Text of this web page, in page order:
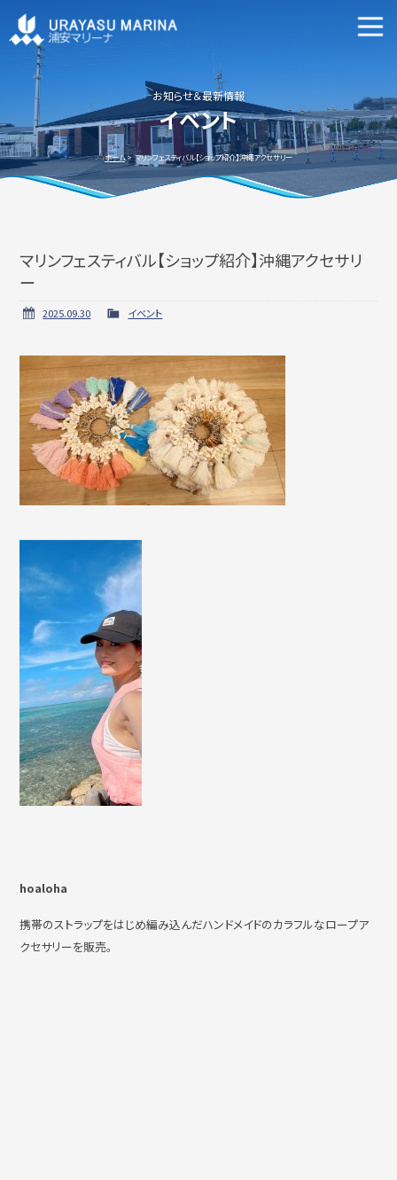
マリーナ施設案内
申込資格・艇の種類等
新艇・中古艇情報
ビジターバースご利用について よくあるご質問
アクセス方法 会社概要
撮影・ロケハン
お知らせ＆最新情報
イベント
ホーム マリンフェスティバル【ショップ紹介】沖縄アクセサリー
マリンフェスティバル【ショップ紹介】沖縄アクセサリ
ー
2025.09.30 イベント
hoaloha
携帯のストラップをはじめ編み込んだハンドメイドのカラフルなロープア
クセサリーを販売。